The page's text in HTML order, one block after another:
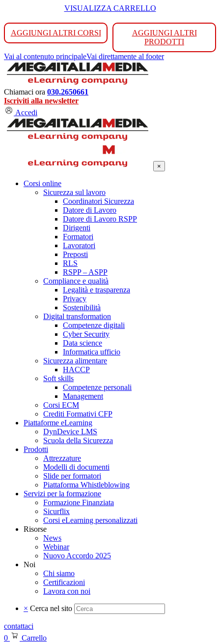
VISUALIZZA CARRELLO
AGGIUNGI ALTRI CORSI
AGGIUNGI ALTRI
PRODOTTI
Vai al contenuto principaleVai direttamente al footer
Chiamaci ora 030.2650661
Iscriviti alla newsletter
Accedi
×
Corsi online
Sicurezza sul lavoro
Coordinatori Sicurezza
Datore di Lavoro
Datore di Lavoro RSPP
Dirigenti
Formatori
Lavoratori
Preposti
RLS
RSPP – ASPP
Compliance e qualità
Legalità e trasparenza
Privacy
Sostenibilità
Digital transformation
Competenze digitali
Cyber Security
Data science
Informatica ufficio
Sicurezza alimentare
HACCP
Soft skills
Competenze personali
Management
Corsi ECM
Crediti Formativi CFP
Piattaforme eLearning
DynDevice LMS
Scuola della Sicurezza
Prodotti
Attrezzature
Modelli di documenti
Slide per formatori
Piattaforma Whistleblowing
Servizi per la formazione
Formazione Finanziata
Sicurflix
Corsi eLearning personalizzati
Risorse
News
Webinar
Nuovo Accordo 2025
Noi
Chi siamo
Certificazioni
Lavora con noi
× Cerca nel sito
contattaci
0
Carrello